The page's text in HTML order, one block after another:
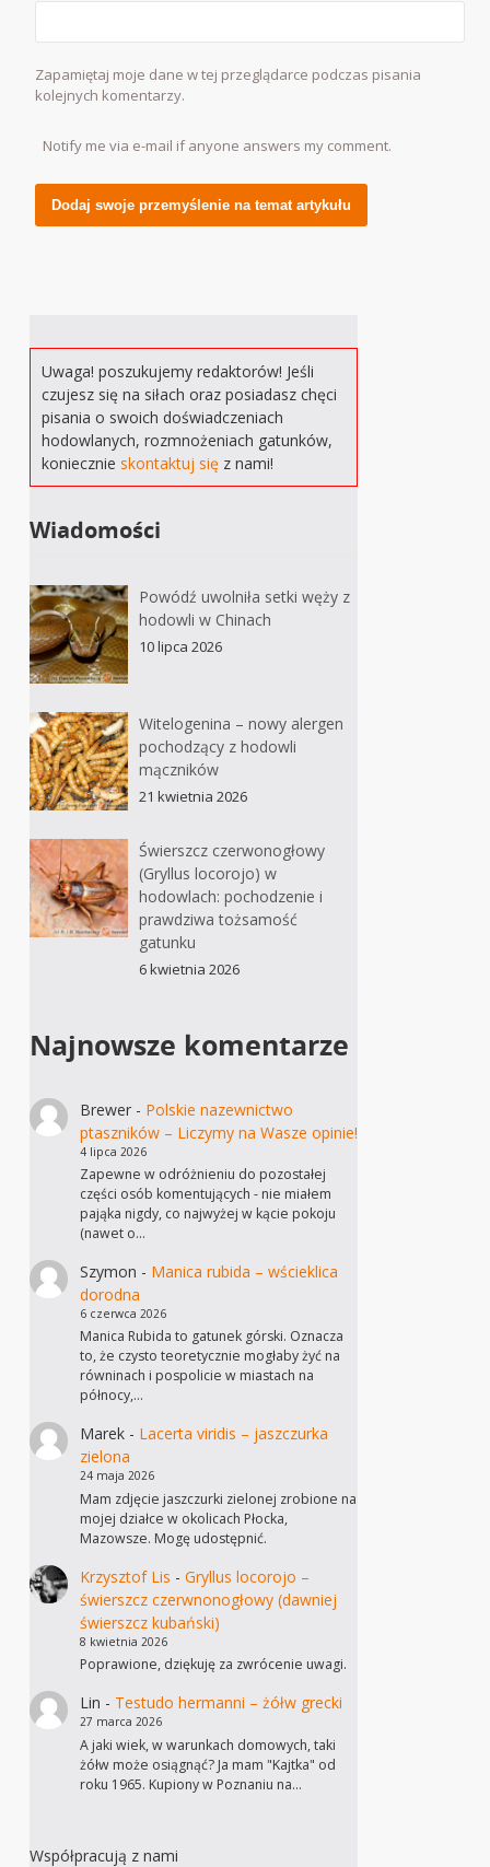
Zapamiętaj moje dane w tej przeglądarce podczas pisania
kolejnych komentarzy.
Notify me via e-mail if anyone answers my comment.
Uwaga! poszukujemy redaktorów! Jeśli
czujesz się na siłach oraz posiadasz chęci
pisania o swoich doświadczeniach
hodowlanych, rozmnożeniach gatunków,
koniecznieskontaktuj się z nami!
Wiadomości
Powódź uwolniła setki węży z
hodowli w Chinach
10 lipca 2026
Witelogenina – nowy alergen
pochodzący z hodowli
mączników
21 kwietnia 2026
Świerszcz czerwonogłowy
(Gryllus locorojo) w
hodowlach: pochodzenie i
prawdziwa tożsamość
gatunku
6 kwietnia 2026
Najnowsze komentarze
Brewer- Polskie nazewnictwo
ptaszników – Liczymy na Wasze opinie!
4 lipca 2026
Zapewne w odróżnieniu do pozostałej
części osób komentujących - nie miałem
pająka nigdy, co najwyżej w kącie pokoju
(nawet o…
Szymon - Manica rubida – wścieklica
dorodna
6 czerwca 2026
Manica Rubida to gatunek górski. Oznacza
to, że czysto teoretycznie mogłaby żyć na
równinach i pospolicie w miastach na
północy,…
Marek- Lacerta viridis – jaszczurka
zielona
24 maja 2026
Mam zdjęcie jaszczurki zielonej zrobione na
mojej działce w okolicach Płocka,
Mazowsze. Mogę udostępnić.
Krzysztof Lis - Gryllus locorojo –
świerszcz czerwnonogłowy (dawniej
świerszcz kubański)
8 kwietnia 2026
Poprawione, dziękuję za zwrócenie uwagi.
Lin - Testudo hermanni – żółw grecki
27 marca 2026
A jaki wiek, w warunkach domowych, taki
żółw może osiągnąć? Ja mam "Kajtka" od
roku 1965. Kupiony w Poznaniu na…
Współpracują z nami